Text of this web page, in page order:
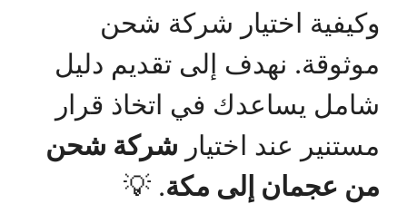
وكيفية اختيار شركة شحن
موثوقة. نهدف إلى تقديم دليل
شامل يساعدك في اتخاذ قرار
مستنير عند اختيار شركة شحن
من عجمان إلى مكة. 💡